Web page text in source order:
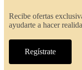
Recibe ofertas
ayudarte a hacer
Regístrate